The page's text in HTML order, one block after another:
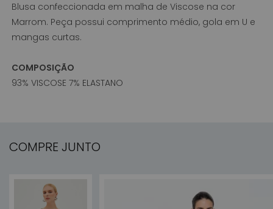
Blusa confeccionada em malha de Viscose na cor
Marrom. Peça possui comprimento médio, gola em U e
mangas curtas.
COMPOSIÇÃO
93% VISCOSE 7% ELASTANO
COMPRE JUNTO